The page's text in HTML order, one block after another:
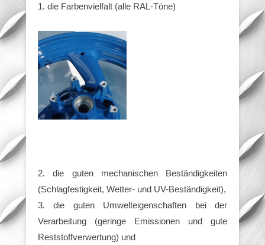
1. die Farbenvielfalt (alle RAL-Töne)
2. die guten mechanischen Beständigkeiten
(Schlagfestigkeit, Wetter- und UV-Beständigkeit),
3. die guten Umwelteigenschaften bei der
Verarbeitung (geringe Emissionen und gute
Reststoffverwertung) und